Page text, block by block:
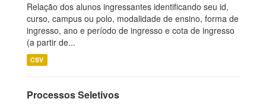
Relação dos alunos ingressantes identificando seu id,
curso, campus ou polo, modalidade de ensino, forma de
ingresso, ano e período de ingresso e cota de ingresso
(a partir de...
CSV
Processos Seletivos